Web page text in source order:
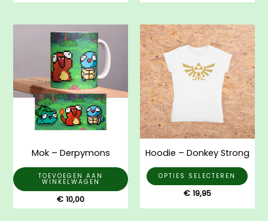
Mok – Derpymons
TOEVOEGEN AAN
WINKELWAGEN
€ 10,00
Hoodie – Donkey Strong
OPTIES SELECTEREN
Dit
Deze
kan
op
€19,95